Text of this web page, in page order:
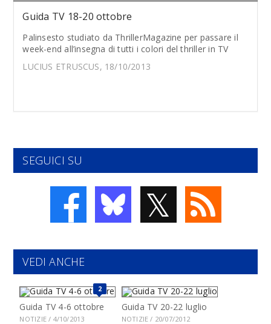
Guida TV 18-20 ottobre
Palinsesto studiato da ThrillerMagazine per passare il
week-end all’insegna di tutti i colori del thriller in TV
LUCIUS ETRUSCUS, 18/10/2013
SEGUICI SU
𝕏
VEDI ANCHE
2
Guida TV 4-6 ottobre
NOTIZIE / 4/10/2013
Guida TV 20-22 luglio
NOTIZIE / 20/07/2012